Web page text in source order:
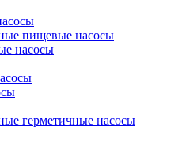
пищевые насосы
насосы
герметичные насосы